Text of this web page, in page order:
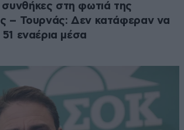
στη φωτιά της
– Τουρνάς: Δεν κατάφεραν να
εναέρια μέσα